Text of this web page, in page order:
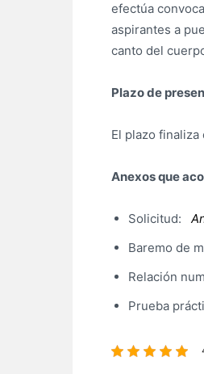
efectúa
aspirantes a
canto del
Plazo de
El plazo
Anexos que
Solicitud:
Baremo de
Relación
Prueba